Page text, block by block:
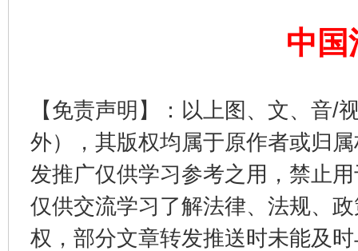
中国
【免责声明】：以上图、文、音/
外），其版权均属于原作者或归
发推广仅供学习参考之用，禁止
仅供交流学习了解法律、法规、
权，部分文章转发推送时未能及
东山县通报“牛蛙产品抗生素超标问题”